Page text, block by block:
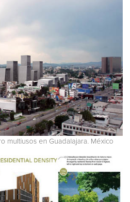
multiusos en Guadalajara. México